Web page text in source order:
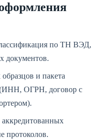
по ТН ВЭД,
документов.
и пакета
(ИНН, ОГРН, договор с
протоколов.